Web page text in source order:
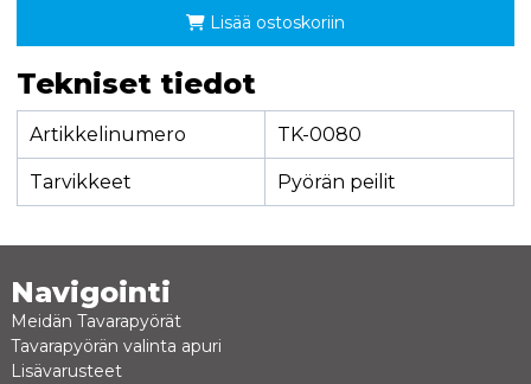
Lisää ostoskoriin
Tekniset tiedot
Artikkelinumero TK-0080
Tarvikkeet Pyörän peilit
Navigointi
Meidän Tavarapyörät
Tavarapyörän valinta apuri
Lisävarusteet